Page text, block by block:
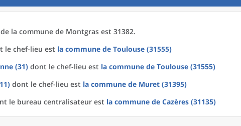
de la commune de Montgras est 31382.
le chef-lieu est la commune de Toulouse (31555)
(31) dont le chef-lieu est la commune de Toulouse (31555)
dont le chef-lieu est la commune de Muret (31395)
le bureau centralisateur est la commune de Cazères (31135)